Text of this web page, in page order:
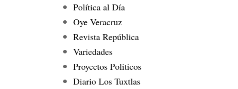
Política al Día
Oye Veracruz
Revista República
Variedades
Proyectos Politicos
Diario Los Tuxtlas